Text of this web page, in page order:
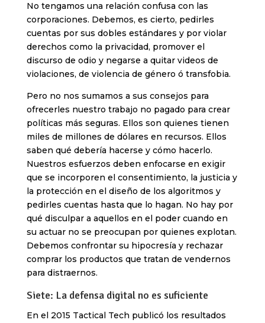
No tengamos una relación confusa con las
corporaciones. Debemos, es cierto, pedirles
cuentas por sus dobles estándares y por violar
derechos como la privacidad, promover el
discurso de odio y negarse a quitar videos de
violaciones, de violencia de género ó transfobia.
Pero no nos sumamos a sus consejos para
ofrecerles nuestro trabajo no pagado para crear
políticas más seguras. Ellos son quienes tienen
miles de millones de dólares en recursos. Ellos
saben qué debería hacerse y cómo hacerlo.
Nuestros esfuerzos deben enfocarse en exigir
que se incorporen el consentimiento, la justicia y
la protección en el diseño de los algoritmos y
pedirles cuentas hasta que lo hagan. No hay por
qué disculpar a aquellos en el poder cuando en
su actuar no se preocupan por quienes explotan.
Debemos confrontar su hipocresía y rechazar
comprar los productos que tratan de vendernos
para distraernos.
Siete: La defensa digital no es suficiente
En el 2015 Tactical Tech publicó los resultados